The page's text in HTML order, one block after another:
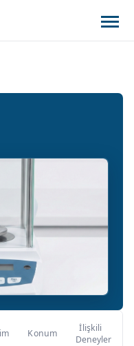
Konum
İlişkili
Deneyler